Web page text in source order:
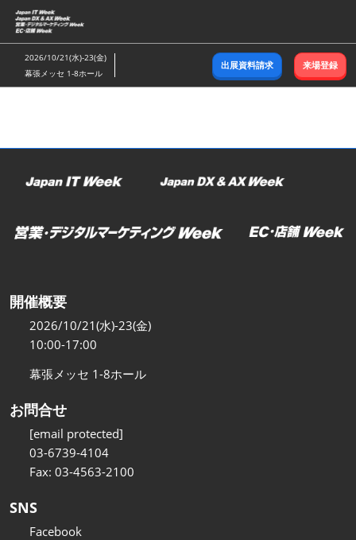
ス
キ
ッ
し
む
2026/10/21(水)-23(金)
幕張メッセ 1-8ホール
出展資料請求 来場登録
開催概要
2026/10/21(水)-23(金)
10:00-17:00
幕張メッセ 1-8ホール
お問合せ
[email protected]
03-6739-4104
Fax: 03-4563-2100
SNS
Facebook